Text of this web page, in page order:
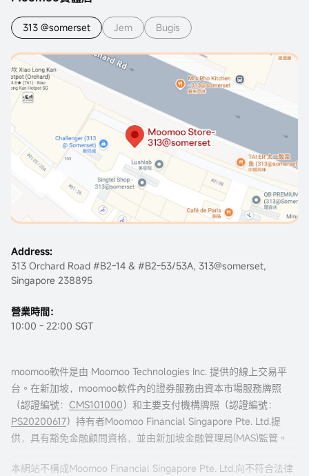
313 @somerset Jem Bugis
Address:
313 Orchard Road #B2-14 & #B2-53/53A, 313@somerset,
Singapore 238895
營業時間：
10:00 - 22:00 SGT
moomoo軟件是由 Moomoo Technologies Inc. 提供的線上交易平
台。在新加坡，moomoo軟件內的證券服務由資本市場服務牌照
（認證編號： CMS101000）和主要支付機構牌照（認證編號：
PS20200617）持有者Moomoo Financial Singapore Pte. Ltd.提
供，具有豁免金融顧問資格，並由新加坡金融管理局(MAS)監管。
本網站不構成Moomoo Financial Singapore Pte. Ltd.向不符合法律